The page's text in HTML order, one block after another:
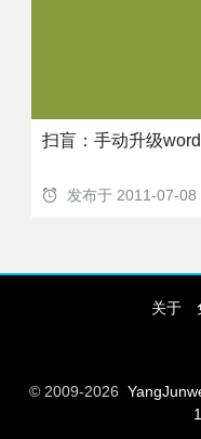
扫盲：手动升级
发布于 2011-07-08
关于
© 2009-2026